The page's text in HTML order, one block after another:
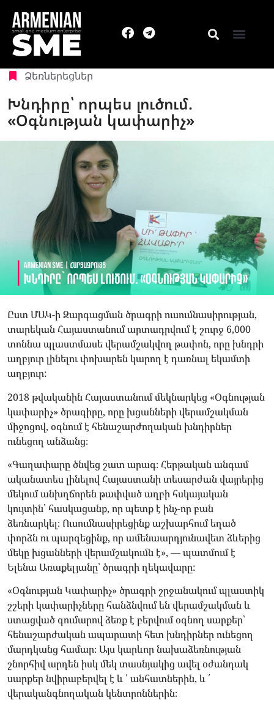
Ձեռներեցներ
Խնդիրը՝ որպես լուծում.
«Օգնության կափարիչ»
Ըստ ՄԱԿ-ի Զարգացման ծրագրի ուսումնասիրության,
տարեկան Հայաստանում արտադրվում է շուրջ 6,000
տոննա պլաստմասե վերամշակվող թափոն, որը խնդրի
աղբյուր լինելու փոխարեն կարող է դառնալ եկամտի
աղբյուր:
2018 թվականին Հայաստանում մեկնարկեց «Օգնության
կափարիչ» ծրագիրը, որը խցանների վերամշակման
միջոցով, օգնում է հենաշարժողական խնդիրներ
ունեցող անձանց։
«Գաղափարը ծնվեց շատ արագ։ Հերթական անգամ
ականատես լինելով Հայաստանի տեսարժան վայրերից
մեկում անխղճորեն թափված աղբի հսկայական
կույտին՝ հասկացանք, որ պետք է ինչ-որ բան
ձեռնարկել։ Ուսումնասիրեցինք աշխարհում եղած
փորձն ու պարզեցինք, որ ամենաարդյունավետ ձևերից
մեկը խցանների վերամշակումն է», — պատմում է
Ելենա Առաքելյանը՝ ծրագրի ղեկավարը:
«Օգնության Կափարիչ» ծրագրի շրջանակում պլաստիկ
շշերի կափարիչները հանձնվում են վերամշակման և
ստացված գումարով ձեռք է բերվում օգնող սարքեր՝
հենաշարժական ապարատի հետ խնդիրներ ունեցող
մարդկանց համար։ Այս կարևոր նախաձեռնության
շնորհիվ արդեն իսկ մեկ տասնյակից ավել օժանդակ
սարքեր նվիրաբերվել է և ՛ անհատներին, և ՛
վերականգնողական կենտրոններին։